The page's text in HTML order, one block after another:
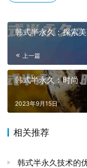
韩式半永久：探索
上一篇
韩式半永久：时尚
2023年9月15日
相关推荐
韩式半永久技术的